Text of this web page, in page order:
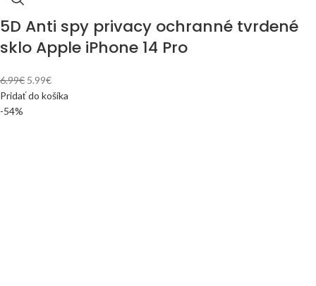
5D Anti spy privacy ochranné tvrdené
sklo Apple iPhone 14 Pro
6.99€ 5.99€
Pridať do košíka
-54%